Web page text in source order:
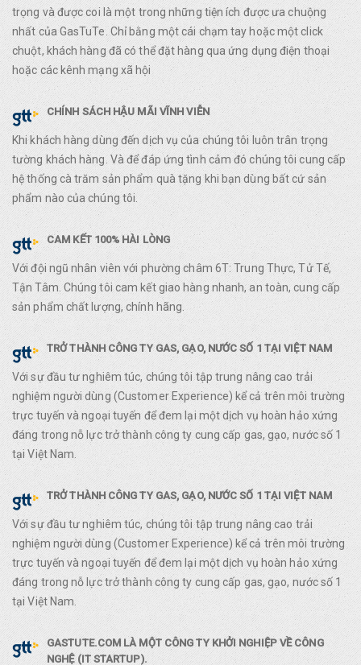
trọng và được coi là một trong những tiện ích được ưa chuộng
nhất của GasTuTe. Chỉ bằng một cái chạm tay hoặc một click
chuột, khách hàng đã có thể đặt hàng qua ứng dụng điện thoại
hoặc các kênh mạng xã hội
CHÍNH SÁCH HẬU MÃI VĨNH VIỄN
Khi khách hàng dùng đến dịch vụ của chúng tôi luôn trân trọng
tường khách hàng. Và để đáp ứng tình cảm đó chúng tôi cung cấp
hệ thống cà trăm sản phẩm quà tặng khi bạn dùng bất cứ sản
phẩm nào của chúng tôi.
CAM KẾT 100% HÀI LÒNG
Với đội ngũ nhân viên với phường châm 6T: Trung Thực, Tử Tế,
Tận Tâm. Chúng tôi cam kết giao hàng nhanh, an toàn, cung cấp
sản phẩm chất lượng, chính hãng.
TRỞ THÀNH CÔNG TY GAS, GẠO, NƯỚC SỐ 1 TẠI VIỆT NAM
Với sự đầu tư nghiêm túc, chúng tôi tập trung nâng cao trải
nghiệm người dùng (Customer Experience) kể cả trên môi trường
trực tuyến và ngoại tuyến để đem lại một dịch vụ hoàn hảo xứng
đáng trong nỗ lực trở thành công ty cung cấp gas, gạo, nước số 1
tại Việt Nam.
TRỞ THÀNH CÔNG TY GAS, GẠO, NƯỚC SỐ 1 TẠI VIỆT NAM
Với sự đầu tư nghiêm túc, chúng tôi tập trung nâng cao trải
nghiệm người dùng (Customer Experience) kể cả trên môi trường
trực tuyến và ngoại tuyến để đem lại một dịch vụ hoàn hảo xứng
đáng trong nỗ lực trở thành công ty cung cấp gas, gạo, nước số 1
tại Việt Nam.
GASTUTE.COM LÀ MỘT CÔNG TY KHỞI NGHIỆP VỀ CÔNG
NGHỆ (IT STARTUP).